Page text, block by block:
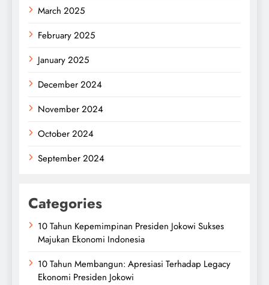
March 2025
February 2025
January 2025
December 2024
November 2024
October 2024
September 2024
Categories
10 Tahun Kepemimpinan Presiden Jokowi Sukses
Majukan Ekonomi Indonesia
10 Tahun Membangun: Apresiasi Terhadap Legacy
Ekonomi Presiden Jokowi